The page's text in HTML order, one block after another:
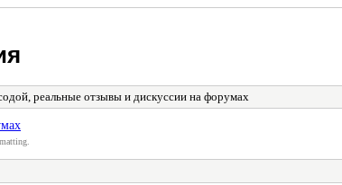
реальные отзывы и дискуссии на форумах